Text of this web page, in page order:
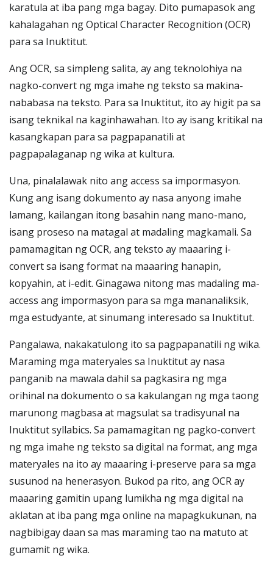
karatula at iba pang mga bagay. Dito pumapasok ang
kahalagahan ng Optical Character Recognition (OCR)
para sa Inuktitut.
Ang OCR, sa simpleng salita, ay ang teknolohiya na
nagko-convert ng mga imahe ng teksto sa makina-
nababasa na teksto. Para sa Inuktitut, ito ay higit pa sa
isang teknikal na kaginhawahan. Ito ay isang kritikal na
kasangkapan para sa pagpapanatili at
pagpapalaganap ng wika at kultura.
Una, pinalalawak nito ang access sa impormasyon.
Kung ang isang dokumento ay nasa anyong imahe
lamang, kailangan itong basahin nang mano-mano,
isang proseso na matagal at madaling magkamali. Sa
pamamagitan ng OCR, ang teksto ay maaaring i-
convert sa isang format na maaaring hanapin,
kopyahin, at i-edit. Ginagawa nitong mas madaling ma-
access ang impormasyon para sa mga mananaliksik,
mga estudyante, at sinumang interesado sa Inuktitut.
Pangalawa, nakakatulong ito sa pagpapanatili ng wika.
Maraming mga materyales sa Inuktitut ay nasa
panganib na mawala dahil sa pagkasira ng mga
orihinal na dokumento o sa kakulangan ng mga taong
marunong magbasa at magsulat sa tradisyunal na
Inuktitut syllabics. Sa pamamagitan ng pagko-convert
ng mga imahe ng teksto sa digital na format, ang mga
materyales na ito ay maaaring i-preserve para sa mga
susunod na henerasyon. Bukod pa rito, ang OCR ay
maaaring gamitin upang lumikha ng mga digital na
aklatan at iba pang mga online na mapagkukunan, na
nagbibigay daan sa mas maraming tao na matuto at
gumamit ng wika.